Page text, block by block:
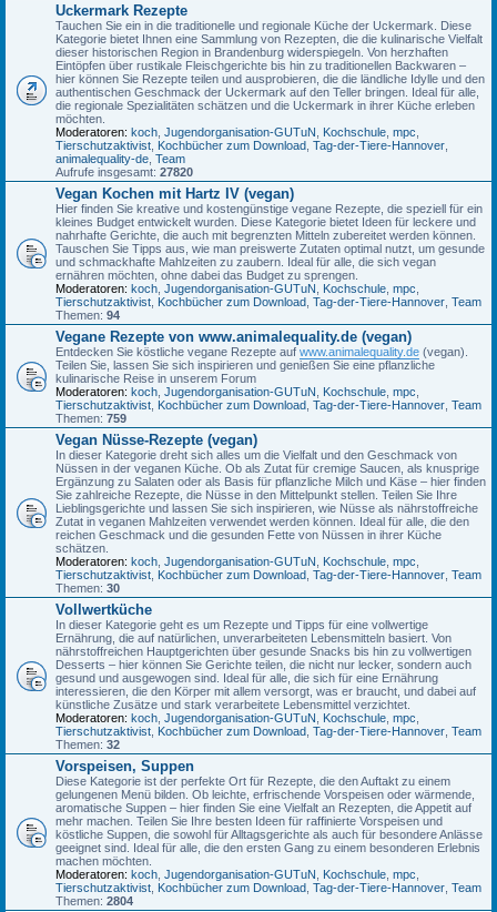
Uckermark Rezepte
Tauchen Sie ein in die traditionelle und regionale Küche der Uckermark. Diese
Kategorie bietet Ihnen eine Sammlung von Rezepten, die die kulinarische Vielfalt
dieser historischen Region in Brandenburg widerspiegeln. Von herzhaften
Eintöpfen über rustikale Fleischgerichte bis hin zu traditionellen Backwaren –
hier können Sie Rezepte teilen und ausprobieren, die die ländliche Idylle und den
authentischen Geschmack der Uckermark auf den Teller bringen. Ideal für alle,
die regionale Spezialitäten schätzen und die Uckermark in ihrer Küche erleben
möchten.
Moderatoren: koch Jugendorganisation-GUTuN Kochschule mpc
Tierschutzaktivist Kochbücher zum Download Tag-der-Tiere-Hannover
animalequality-de Team
Aufrufe insgesamt: 27820
Vegan Kochen mit Hartz IV (vegan)
Hier finden Sie kreative und kostengünstige vegane Rezepte, die speziell für ein
kleines Budget entwickelt wurden. Diese Kategorie bietet Ideen für leckere und
nahrhafte Gerichte, die auch mit begrenzten Mitteln zubereitet werden können.
Tauschen Sie Tipps aus, wie man preiswerte Zutaten optimal nutzt, um gesunde
und schmackhafte Mahlzeiten zu zaubern. Ideal für alle, die sich vegan
ernähren möchten, ohne dabei das Budget zu sprengen.
Moderatoren: koch Jugendorganisation-GUTuN Kochschule mpc
Tierschutzaktivist Kochbücher zum Download Tag-der-Tiere-Hannover Team
Themen: 94
Vegane Rezepte von www.animalequality.de (vegan)
Entdecken Sie köstliche vegane Rezepte auf www.animalequality.de (vegan).
Teilen Sie, lassen Sie sich inspirieren und genießen Sie eine pflanzliche
kulinarische Reise in unserem Forum
Moderatoren: koch Jugendorganisation-GUTuN Kochschule mpc
Tierschutzaktivist Kochbücher zum Download Tag-der-Tiere-Hannover Team
Themen: 759
Vegan Nüsse-Rezepte (vegan)
In dieser Kategorie dreht sich alles um die Vielfalt und den Geschmack von
Nüssen in der veganen Küche. Ob als Zutat für cremige Saucen, als knusprige
Ergänzung zu Salaten oder als Basis für pflanzliche Milch und Käse – hier finden
Sie zahlreiche Rezepte, die Nüsse in den Mittelpunkt stellen. Teilen Sie Ihre
Lieblingsgerichte und lassen Sie sich inspirieren, wie Nüsse als nährstoffreiche
Zutat in veganen Mahlzeiten verwendet werden können. Ideal für alle, die den
reichen Geschmack und die gesunden Fette von Nüssen in ihrer Küche
schätzen.
Moderatoren: koch Jugendorganisation-GUTuN Kochschule mpc
Tierschutzaktivist Kochbücher zum Download Tag-der-Tiere-Hannover Team
Themen: 30
Vollwertküche
In dieser Kategorie geht es um Rezepte und Tipps für eine vollwertige
Ernährung, die auf natürlichen, unverarbeiteten Lebensmitteln basiert. Von
nährstoffreichen Hauptgerichten über gesunde Snacks bis hin zu vollwertigen
Desserts – hier können Sie Gerichte teilen, die nicht nur lecker, sondern auch
gesund und ausgewogen sind. Ideal für alle, die sich für eine Ernährung
interessieren, die den Körper mit allem versorgt, was er braucht, und dabei auf
künstliche Zusätze und stark verarbeitete Lebensmittel verzichtet.
Moderatoren: koch Jugendorganisation-GUTuN Kochschule mpc
Tierschutzaktivist Kochbücher zum Download Tag-der-Tiere-Hannover Team
Themen: 32
Vorspeisen, Suppen
Diese Kategorie ist der perfekte Ort für Rezepte, die den Auftakt zu einem
gelungenen Menü bilden. Ob leichte, erfrischende Vorspeisen oder wärmende,
aromatische Suppen – hier finden Sie eine Vielfalt an Rezepten, die Appetit auf
mehr machen. Teilen Sie Ihre besten Ideen für raffinierte Vorspeisen und
köstliche Suppen, die sowohl für Alltagsgerichte als auch für besondere Anlässe
geeignet sind. Ideal für alle, die den ersten Gang zu einem besonderen Erlebnis
machen möchten.
Moderatoren: koch Jugendorganisation-GUTuN Kochschule mpc
Tierschutzaktivist Kochbücher zum Download Tag-der-Tiere-Hannover Team
Themen: 2804